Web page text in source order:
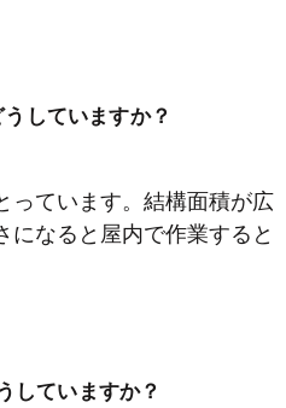
していますか？
っています。結構面積が広
になると屋内で作業すると
していますか？